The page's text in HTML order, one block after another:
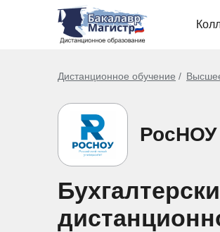
Дистанционное обучение
РосНОУ